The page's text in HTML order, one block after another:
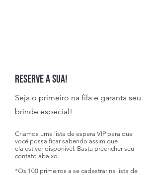
Reserve a sua!
Seja o primeiro na fila e garanta seu
brinde especial!
Criamos uma lista de espera VIP para que
você possa ficar sabendo assim que
ela estiver disponível. Basta preencher seu
contato abaixo.
*Os 100 primeiros a se cadastrar na lista de